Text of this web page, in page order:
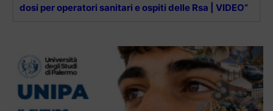
dosi per operatori sanitari e ospiti delle Rsa | VIDEO”